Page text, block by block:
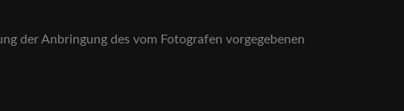
der Anbringung des vom Fotografen vorgegebenen